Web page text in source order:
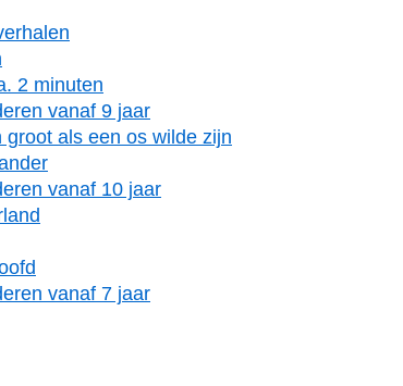
2 minuten
vanaf 9 jaar
groot als een os wilde zijn
vanaf 10 jaar
vanaf 7 jaar